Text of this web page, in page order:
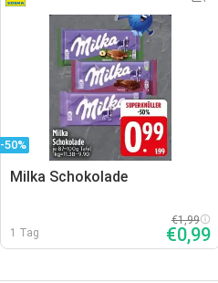
-50%
Milka Schokolade
1 Tag
€1,99
€0,99